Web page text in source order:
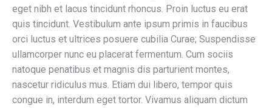
eget nibh et lacus tincidunt rhoncus. Proin luctus eu erat
quis tincidunt. Vestibulum ante ipsum primis in faucibus
orci luctus et ultrices posuere cubilia Curae; Suspendisse
ullamcorper nunc eu placerat fermentum. Cum sociis
natoque penatibus et magnis dis parturient montes,
nascetur ridiculus mus. Etiam dui libero, tempor quis
congue in, interdum eget tortor. Vivamus aliquam dictum